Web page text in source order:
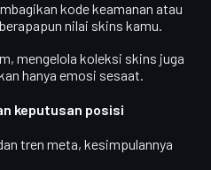
kode keamanan atau
nilai skins kamu.
mengelola koleksi skins juga
hanya emosi sesaat.
keputusan posisi
tren meta, kesimpulannya